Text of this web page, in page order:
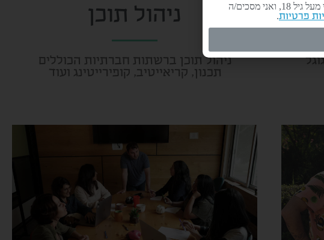
ניהול תוכן
ניהול תוכן ברשתות חברתיות הכוללים
תכנון, קריאייטיב, קופירייטינג ועוד
הריני מאשר/ת כי קראתי והבנתי את מדיניות הפרטיות של אתר דרומה, הנני מעל גיל 18, ואני מסכים/ה
פרטיות.